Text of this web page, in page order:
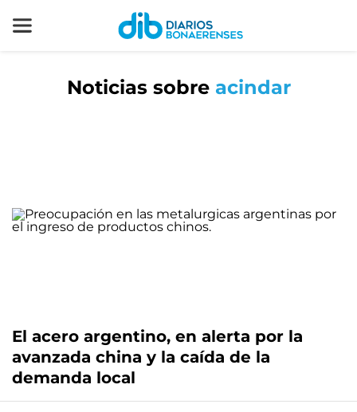
Noticias sobre acindar
El acero argentino, en alerta por la
avanzada china y la caída de la
demanda local